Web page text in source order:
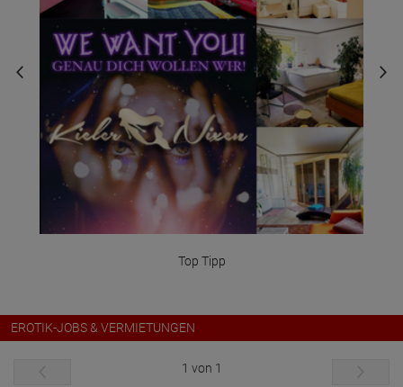
sichere Dir jetzt Dein Zimmer
EROTIK-JOBS & VERMIETUNGEN
1 von 1